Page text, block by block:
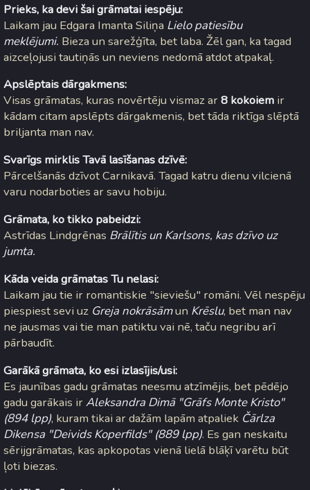
Prieks, ka devi šai grāmatai iespēju:
Laikam jau Edgara Imanta Siliņa Lielo patiesību
meklējumi. Bieza un sarežģīta, bet laba. Žēl gan, ka tagad
aizceļojusi tautiņās un neviens nedomā atdot atpakaļ.
Apslēptais dārgakmens:
Visas grāmatas, kuras novērtēju vismaz ar8 kokoiem ir
kādam citam apslēpts dārgakmenis, bet tāda riktīga slēptā
briljanta man nav.
Svarīgs mirklis Tavā lasīšanas dzīvē:
Pārcelšanās dzīvot Carnikavā. Tagad katru dienu vilcienā
varu nodarboties ar savu hobiju.
Grāmata, ko tikko pabeidzi:
Astrīdas Lindgrēnas Brālītis un Karlsons, kas dzīvo uz
jumta.
Kāda veida grāmatas Tu nelasi:
Laikam jau tie ir romantiskie "sieviešu" romāni. Vēl nespēju
piespiest sevi uz Greja nokrāsāmun Krēslu, bet man nav
ne jausmas vai tie man patiktu vai nē, taču negribu arī
pārbaudīt.
Garākā grāmata, ko esi izlasījis/usi:
Es jaunības gadu grāmatas neesmu atzīmējis, bet pēdējo
gadu garākais irAleksandra Dimā "Grāfs Monte Kristo"
(894 lpp), kuram tikai ar dažām lapām atpaliek Čārlza
Dikensa "Deivids Koperfilds" (889 lpp). Es gan neskaitu
sērijgrāmatas, kas apkopotas vienā lielā blāķī varētu būt
ļoti biezas.